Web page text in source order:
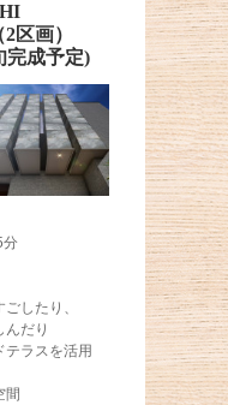
区画）
完成予定)
分
したり、
んだり
テラスを活用
間